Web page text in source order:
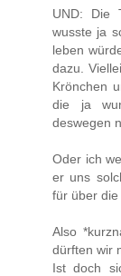
UND: Die
wusste ja
leben
dazu.
Krönchen
die ja
deswegen
Oder ich
er uns
für über die
Also
dürften wir
Ist doch